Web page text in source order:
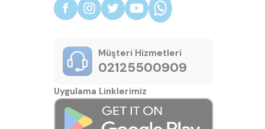
Müşteri Hizmetleri
02125500909
Uygulama Linklerimiz